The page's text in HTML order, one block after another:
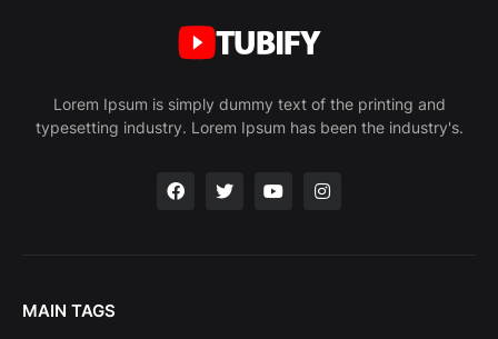
Lorem Ipsum is simply dummy text of the printing and
typesetting industry. Lorem Ipsum has been the industry's.
MAIN TAGS